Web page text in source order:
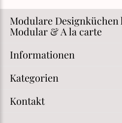
Modulare Designküchen
Modular & A la carte
Informationen
Kategorien
Kontakt